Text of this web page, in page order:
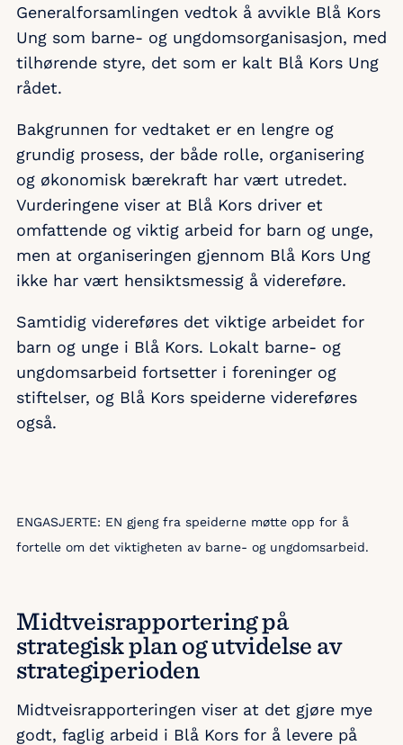
Generalforsamlingen vedtok å avvikle Blå Kors
Ung som barne- og ungdomsorganisasjon, med
tilhørende styre, det som er kalt Blå Kors Ung
rådet.
Bakgrunnen for vedtaket er en lengre og
grundig prosess, der både rolle, organisering
og økonomisk bærekraft har vært utredet.
Vurderingene viser at Blå Kors driver et
omfattende og viktig arbeid for barn og unge,
men at organiseringen gjennom Blå Kors Ung
ikke har vært hensiktsmessig å videreføre.
Samtidig videreføres det viktige arbeidet for
barn og unge i Blå Kors. Lokalt barne- og
ungdomsarbeid fortsetter i foreninger og
stiftelser, og Blå Kors speiderne videreføres
også.
ENGASJERTE: EN gjeng fra speiderne møtte opp for å
fortelle om det viktigheten av barne- og ungdomsarbeid.
Midtveisrapportering på
strategisk plan og utvidelse av
strategiperioden
Midtveisrapporteringen viser at det gjøre mye
godt, faglig arbeid i Blå Kors for å levere på